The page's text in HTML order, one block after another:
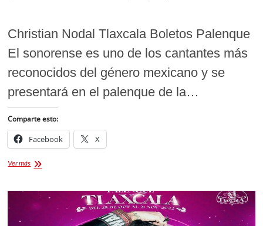
Christian Nodal Tlaxcala Boletos Palenque
El sonorense es uno de los cantantes más
reconocidos del género mexicano y se
presentará en el palenque de la…
Comparte esto:
Facebook X
Ver másChristian
Boletos
Palenque